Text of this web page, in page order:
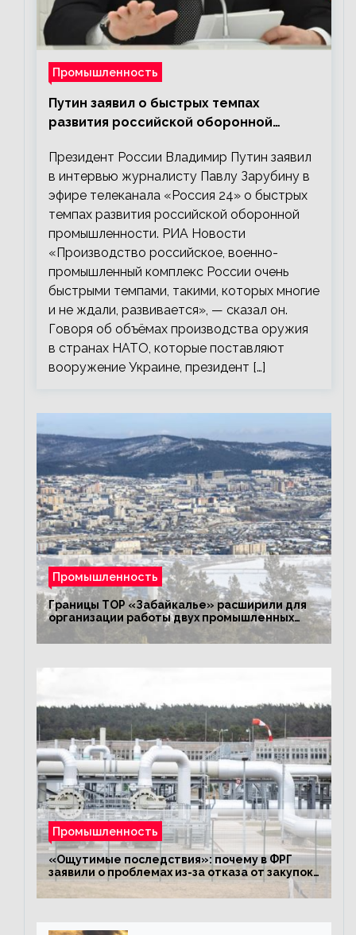
Промышленность
Путин заявил о быстрых темпах
развития российской оборонной
Президент России Владимир Путин заявил
в интервью журналисту Павлу Зарубину в
эфире телеканала «Россия 24» о быстрых
темпах развития российской оборонной
промышленности. РИА Новости
«Производство российское, военно-
промышленный комплекс России очень
быстрыми темпами, такими, которых многие
и не ждали, развивается», — сказал он.
Говоря об объёмах производства оружия
в странах НАТО, которые поставляют
вооружение Украине, президент […]
Промышленность
Границы ТОР «Забайкалье» расширили для
организации работы двух промышленных
предприятий
Промышленность
«Ощутимые последствия»: почему в ФРГ
заявили о проблемах из-за отказа от закупок
российского газа